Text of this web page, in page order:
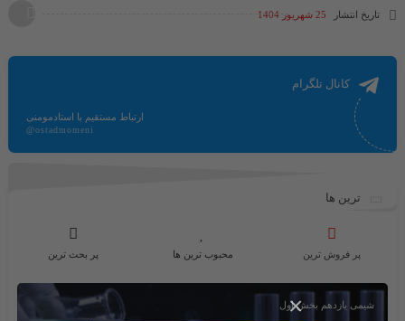
×
تاریخ انتشار 25 شهریور 1404
کانال تلگرام
ارتباط مستقیم با استادمومنی
@ostadmomeni
ترین ها
پر فروش ترین محبوب ترین ها پر بحث ترین
شیمی یازدهم بخش اول